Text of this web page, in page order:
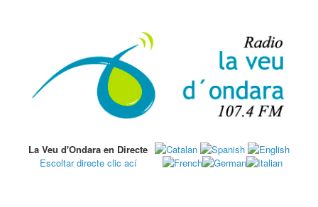
La Veu d'Ondara en Directe
Escoltar directe clic ací